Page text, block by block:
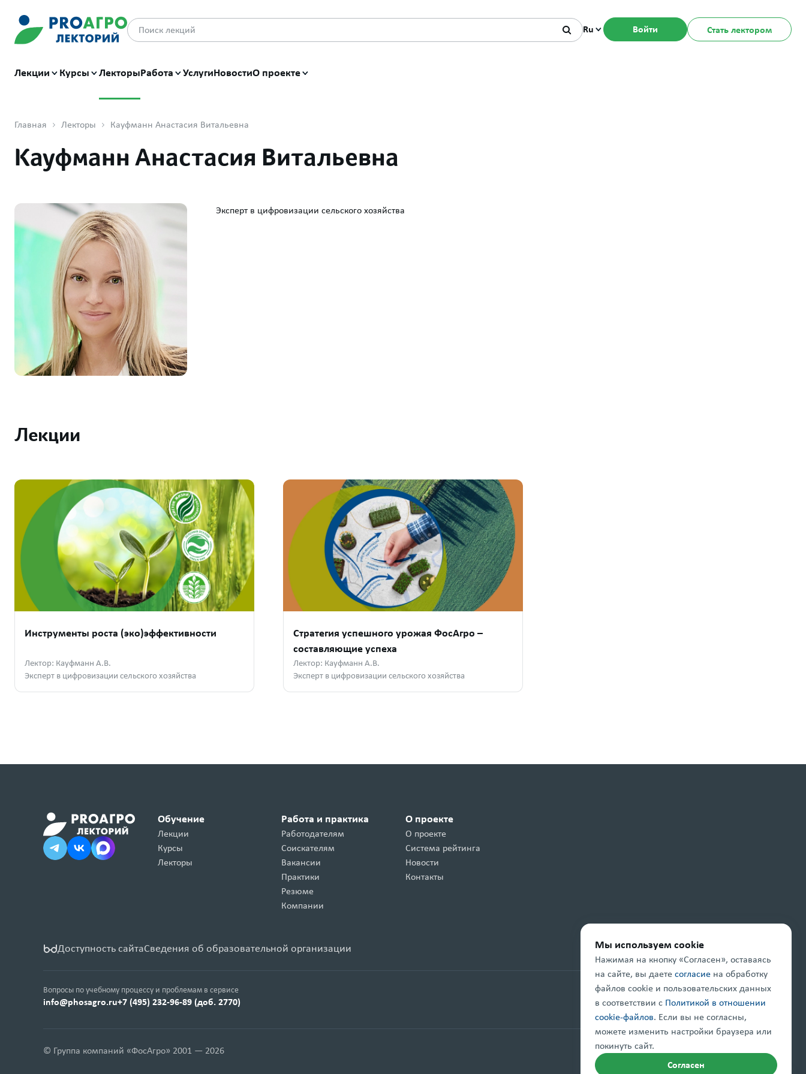
Ru Войти Стать лектором
Лекции Курсы ЛекторыРабота УслугиНовостиО проекте
Главная Лекторы Кауфманн Анастасия Витальевна
Кауфманн Анастасия Витальевна
Эксперт в цифровизации сельского хозяйства
Лекции
Инструменты роста (эко)эффективности
Лектор: Кауфманн А.В.
Эксперт в цифровизации сельского хозяйства
Стратегия успешного урожая ФосАгро –
составляющие успеха
Лектор: Кауфманн А.В.
Эксперт в цифровизации сельского хозяйства
Обучение
Лекции
Курсы
Лекторы
Работа и практика
Работодателям
Соискателям
Вакансии
Практики
Резюме
Компании
О проекте
О проекте
Система рейтинга
Новости
Контакты
Доступность сайтаСведения об образовательной организации
Вопросы по учебному процессу и проблемам в сервисе
info@phosagro.ru+7 (495) 232-96-89 (доб. 2770)
Проект реализуется при поддержке
© Группа компаний «ФосАгро» 2001 — 2026 Правовая информацияКарта сайта
Мы используем cookie
Нажимая на кнопку «Согласен», оставаясь
на сайте, вы даете согласие на обработку
файлов cookie и пользовательских данных
в соответствии с Политикой в отношении
cookie-файлов. Если вы не согласны,
можете изменить настройки браузера или
покинуть сайт.
Согласен